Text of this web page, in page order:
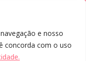
com a
melhor
site e
e nosso
concorda com o uso